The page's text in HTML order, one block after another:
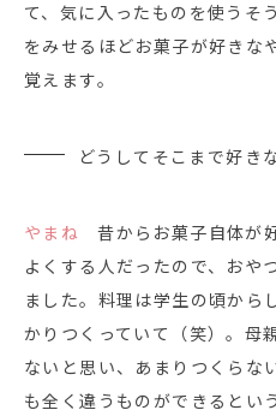
て、気に入ったものを使うそ
をみせるほどお菓子が好きな
覚えます。
どうしてそこまで好き
やまね
昔からお菓子自体が
よくする人だったので、おや
ました。料理は学生の頃から
かりつくっていて（笑）。母
ないと思い、あまりつくらな
も全く違うものができるとい